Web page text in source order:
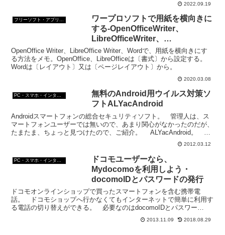
2022.09.19
フリーソフト・アプリ・Webサービス
ワープロソフトで用紙を横向きに
する-OpenOfficeWriter、
LibreOfficeWriter、
MicrosoftWord
OpenOffice Writer、LibreOffice Writer、Wordで、用紙を横向きにす
る方法をメモ。OpenOffice、LibreOfficeは〔書式〕から設定する。
Wordは〔レイアウト〕又は〔ページレイアウト〕から。
2020.03.08
無料のAndroid用ウイルス対策ソ
フトALYacAndroid
Androidスマートフォンの総合セキュリティソフト。 管理人は、ス
マートフォンユーザーでは無いので、あまり関心がなかったのだが、
たまたま、ちょっと見つけたので、ご紹介。 ALYacAndroid。 韓
2012.03.12
ドコモユーザーなら、
Mydocomoを利用しよう・
docomoIDとパスワードの発行
ドコモオンラインショップで買ったスマートフォンを含む携帯電
話。 ドコモショップへ行かなくてもインターネットで簡単に利用す
る電話の切り替えができる。 必要なのはdocomoIDとパスワー
ド。 docomoIDとパスワードがあるとパソコンや携帯...
2013.11.09 2018.08.29